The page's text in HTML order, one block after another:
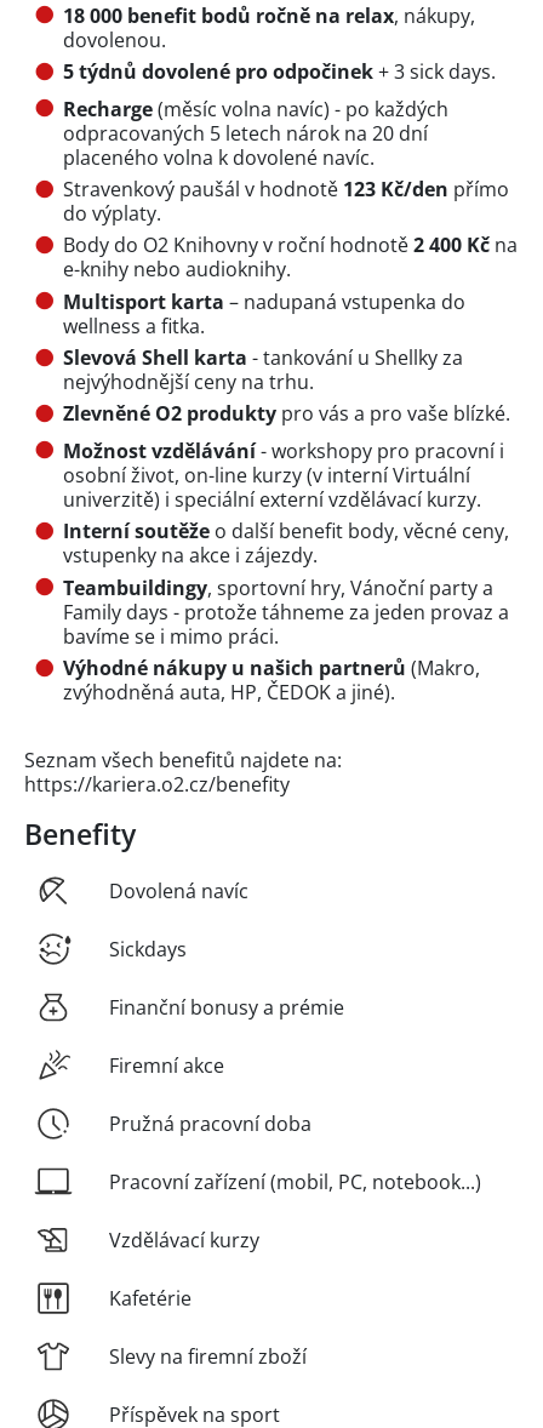
18 000 benefit bodů ročně na relax, nákupy,
dovolenou.
5 týdnů dovolené pro odpočinek+ 3 sick days.
Recharge(měsíc volna navíc) - po každých
odpracovaných 5 letech nárok na 20 dní
placeného volna k dovolené navíc.
Stravenkový paušál v hodnotě 123 Kč/den přímo
do výplaty.
Body do O2 Knihovny v roční hodnotě2 400 Kč na
e-knihy nebo audioknihy.
Multisport karta – nadupaná vstupenka do
wellness a fitka.
Slevová Shell karta - tankování u Shellky za
nejvýhodnější ceny na trhu.
Zlevněné O2 produkty pro vás a pro vaše blízké.
Možnost vzdělávání- workshopy pro pracovní i
osobní život, on-line kurzy (v interní Virtuální
univerzitě) i speciální externí vzdělávací kurzy.
Interní soutěže o další benefit body, věcné ceny,
vstupenky na akce i zájezdy.
Teambuildingy, sportovní hry, Vánoční party a
Family days - protože táhneme za jeden provaz a
bavíme se i mimo práci.
Výhodné nákupy u našich partnerů (Makro,
zvýhodněná auta, HP, ČEDOK a jiné).
Seznam všech benefitů najdete na:
https://kariera.o2.cz/benefity
Benefity
Dovolená navíc
Sickdays
Finanční bonusy a prémie
Firemní akce
Pružná pracovní doba
Pracovní zařízení (mobil, PC, notebook...)
Vzdělávací kurzy
Kafetérie
Slevy na firemní zboží
Příspěvek na sport